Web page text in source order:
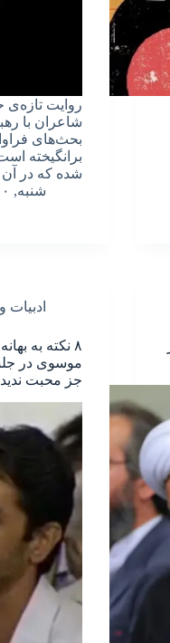
روایت
بحث‌های
برانگیخته
شده که در آن
شنبه, ۱۰ مرداد ۱۴۰۵ – ۰۲:۵۱
ادبیات
۸ نکته به
موسوی در
جز محبت ندید